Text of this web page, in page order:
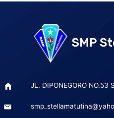
JL. DIPONEGORO NO.53